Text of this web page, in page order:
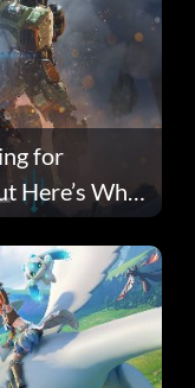
for
Here’s Why